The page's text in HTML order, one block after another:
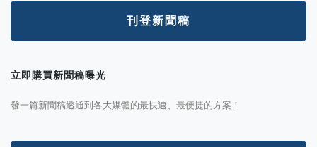
刊登新聞稿
立即購買新聞稿曝光
發一篇新聞稿透通到各大媒體的最快速、最便捷的方案！